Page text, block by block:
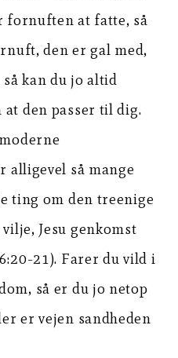
fornuften at fatte, så
den er gal med,
kan du jo altid
den passer til dig.
alligevel så mange
ting om den treenige
Jesu genkomst
21). Farer du vild i
så er du jo netop
er vejen sandheden